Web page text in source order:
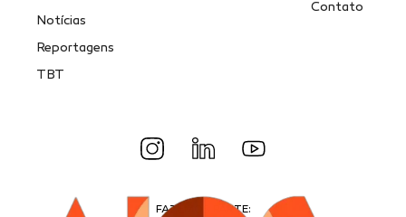
Notícias
Reportagens
TBT
Contato
FAZEMOS PARTE: